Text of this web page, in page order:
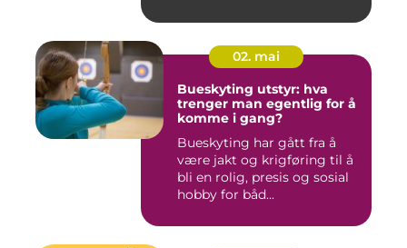
02. mai
Bueskyting utstyr: hva
trenger man egentlig for å
komme i gang?
Bueskyting har gått fra å
være jakt og krigføring til å
bli en rolig, presis og sosial
hobby for båd...